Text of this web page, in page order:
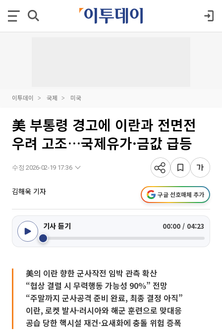
이투데이 국제 미국
美 부통령 경고에 이란과 전면전
우려 고조…국제유가·금값 급등
수정 2026-02-19 17:36
김해욱 기자 구글 선호매체 추가
기사 듣기 00:00 / 04:23
美의 이란 향한 군사작전 임박 관측 확산
“협상 결렬 시 무력행동 가능성 90%” 전망
“주말까지 군사공격 준비 완료, 최종 결정 아직”
이란, 로켓 발사·러시아와 해군 훈련으로 맞대응
공습 당한 핵시설 재건·요새화에 충돌 위험 증폭